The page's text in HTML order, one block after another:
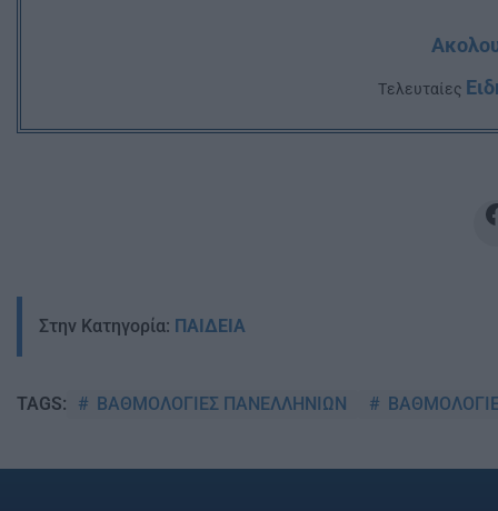
Tελευταίες
Στην Κατηγορία: ΠΑΙΔΕΙΑ
TAGS: ΒΑΘΜΟΛΟΓΙΕΣ ΠΑΝΕΛΛΗΝΙΩΝ